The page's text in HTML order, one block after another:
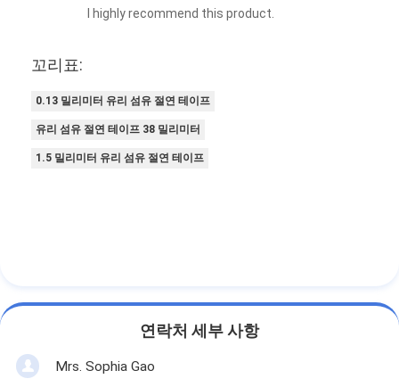
유리 섬유 접착 테이프
알루미늄 호일 유리천 테이프
포일 표정 크라프트 지
두 배의 측면 접착 테이프
PET 접착 테이프
I highly recommend this product.
꼬리표:
0.13 밀리미터 유리 섬유 절연 테이프
유리 섬유 절연 테이프 38 밀리미터
1.5 밀리미터 유리 섬유 절연 테이프
연락처 세부 사항
Mrs. Sophia Gao